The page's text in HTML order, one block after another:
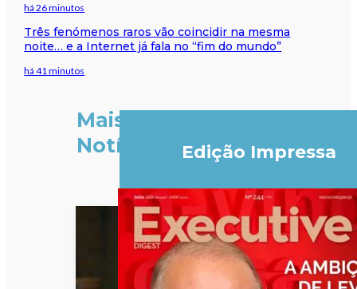
há 26 minutos
Três fenómenos raros vão coincidir na mesma
noite… e a Internet já fala no “fim do mundo”
há 41 minutos
Mais
Notícias
Edição Impressa